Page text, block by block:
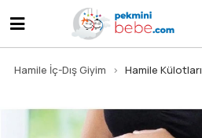
Hamile İç-Dış Giyim Hamile Külotları